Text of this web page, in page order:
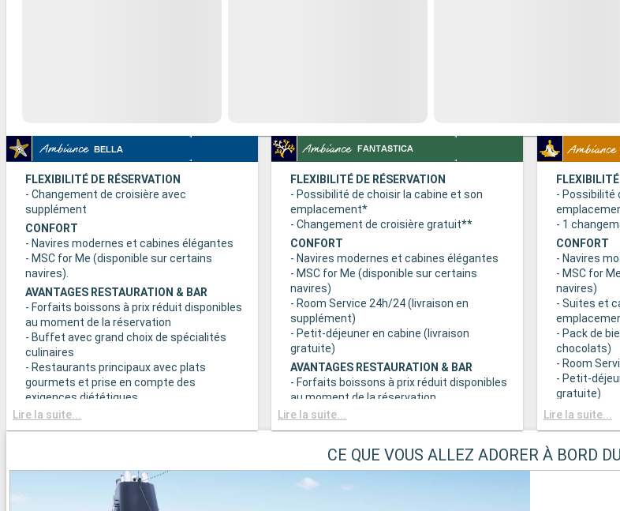
FLEXIBILITÉ DE RÉSERVATION
- Changement de croisière avec
supplément
CONFORT
- Navires modernes et cabines élégantes
- MSC for Me (disponible sur certains
navires).
AVANTAGES RESTAURATION & BAR
- Forfaits boissons à prix réduit disponibles
au moment de la réservation
- Buffet avec grand choix de spécialités
culinaires
- Restaurants principaux avec plats
gourmets et prise en compte des
exigences diététiques
SPORT ET DIVERTISSEMENTS
- Programme varié de spectacles de style
- Equipements sportifs de plein-air
- Salle de sport équipée avec vue
Lire la suite...
FLEXIBILITÉ DE RÉSERVATION
- Possibilité de choisir la cabine et son
emplacement*
- Changement de croisière gratuit**
CONFORT
- Navires modernes et cabines élégantes
- MSC for Me (disponible sur certains
navires)
- Room Service 24h/24 (livraison en
supplément)
- Petit-déjeuner en cabine (livraison
gratuite)
AVANTAGES RESTAURATION & BAR
- Forfaits boissons à prix réduit disponibles
au moment de la réservation
- Buffet avec grand choix de spécialités
gourmets et prise en compte des
exigences diététiques
- Choix de la tranche horaire du dîner (sous
Lire la suite...
- Possibilité
- 1
CONFORT
- Navires
- MSC for
navires)
- Suites et
- Pack de
chocolats)
- Room
- Petit-
gratuite)
- Buffet
culinaires
Lire la suite...
CE QUE VOUS ALLEZ ADORER À BORD DU